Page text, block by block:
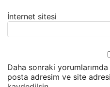
İnternet sitesi
Daha sonraki yorumlarımda
posta adresim ve site